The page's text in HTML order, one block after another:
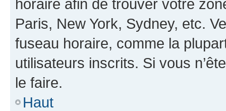
horaire afin de trouver votre
Paris, New York, Sydney, etc.
fuseau horaire, comme la
utilisateurs inscrits. Si vous
le faire.
Haut